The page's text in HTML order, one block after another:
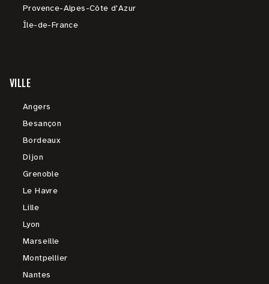
Provence-Alpes-Côte d'Azur
Île-de-France
VILLE
Angers
Besançon
Bordeaux
Dijon
Grenoble
Le Havre
Lille
Lyon
Marseille
Montpellier
Nantes